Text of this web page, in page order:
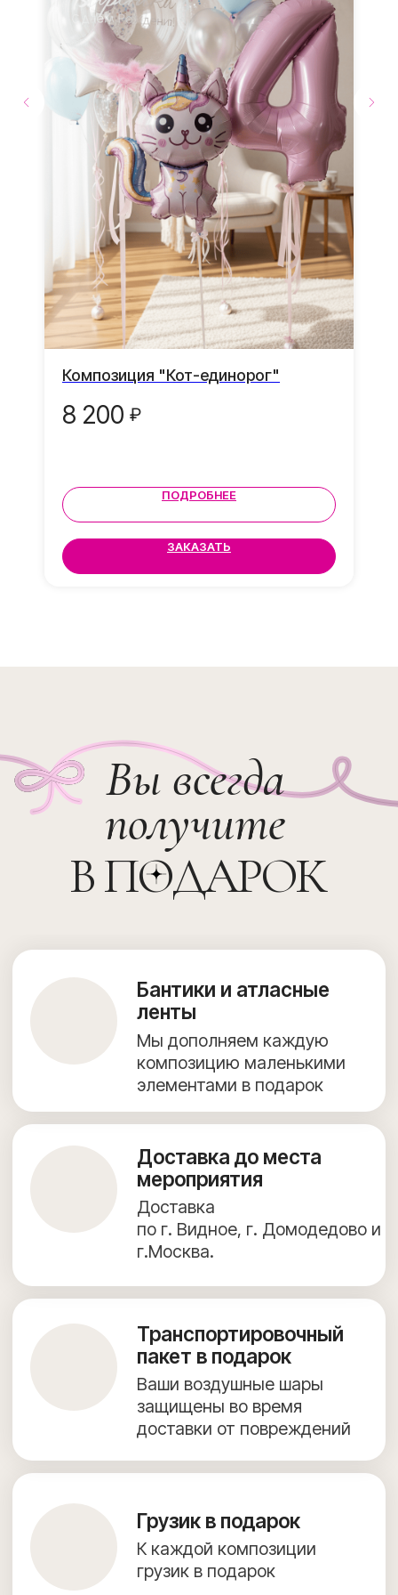
Композиция "Кот-единорог"
8 200 ₽
ПОДРОБНЕЕ
ЗАКАЗАТЬ
К каждой композиции
грузик в подарок
Грузик в подарок
Ваши воздушные шары
защищены во время
доставки от повреждений
Транспортировочный
пакет в подарок
Доставка
по г. Видное, г. Домодедово и
г.Москва.
Доставка до места
мероприятия
Ваши отзывы
КАТАЛОГ ВОЗДУШНЫХ ШАРОВ
ДОСТАВКА И ОПЛАТА
+7 (967) 271-77-21
г. Видное, Олимпийская улица, 6, 9 этаж, помещение 82
Согласие на обработку персональных данных
Создание сайта — julidesign
Предложение на сайте не является публичной офертой.